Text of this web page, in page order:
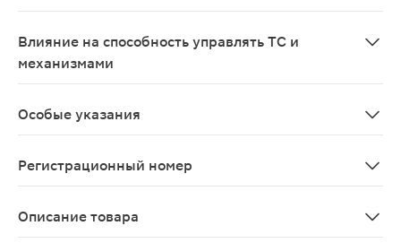
Влияние на способность управлять ТС и
механизмами
Особые указания
Регистрационный номер
Описание товара